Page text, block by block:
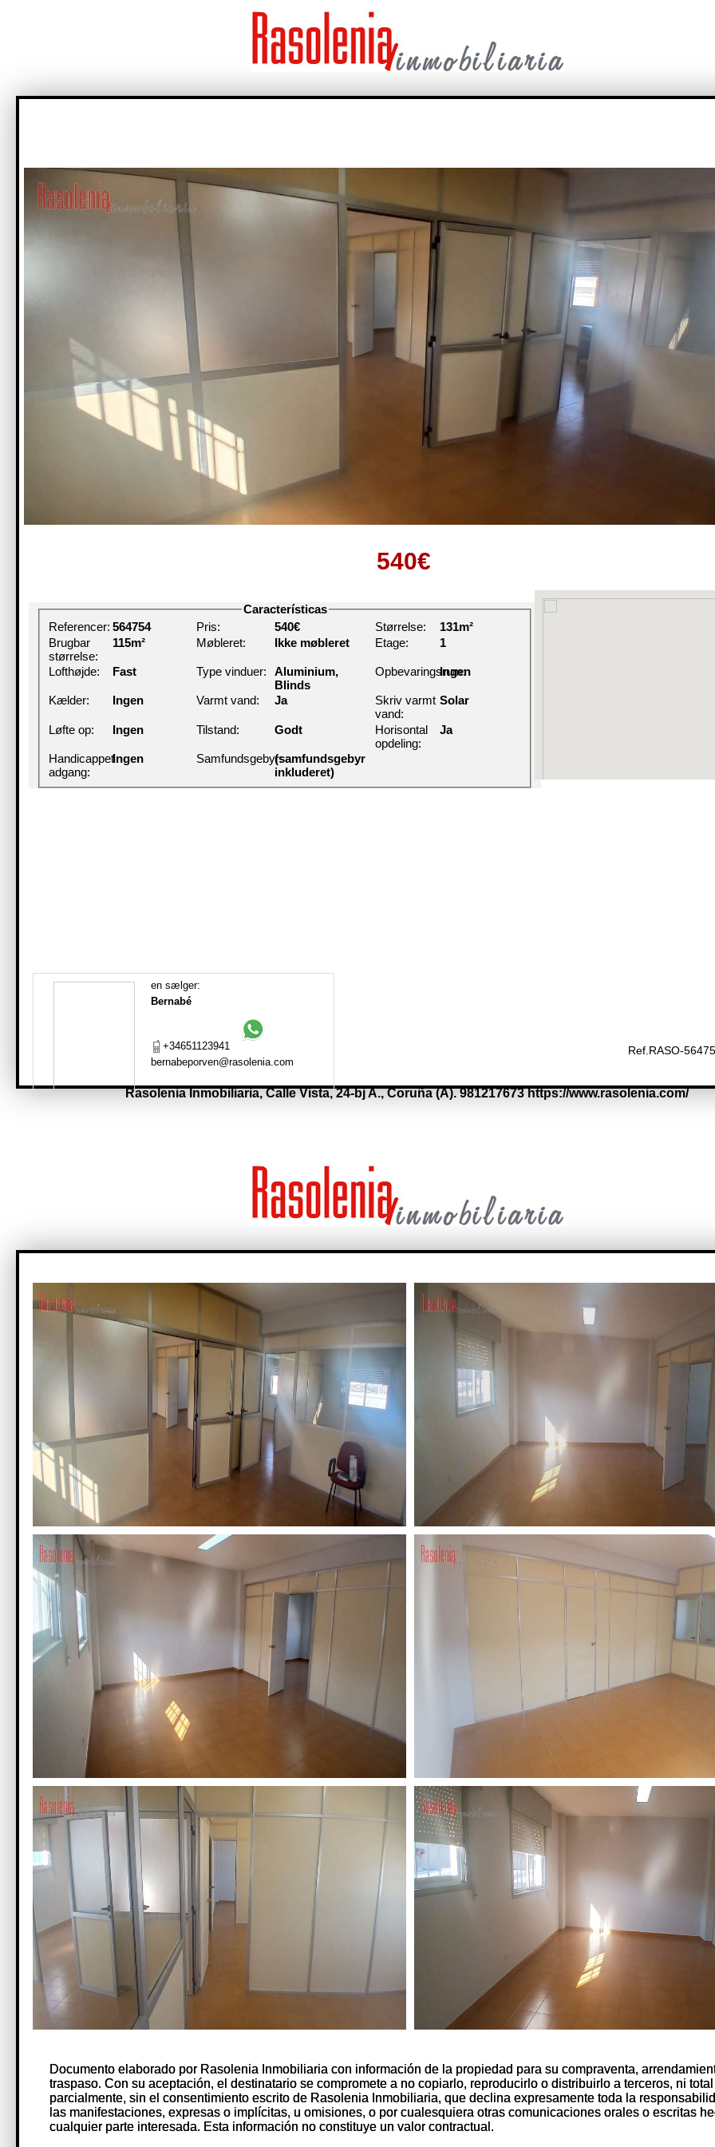
Ref.RASO-
540€
Características
Referencer: 564754 Pris: 540€ Størrelse:
131m²
Brugbar
størrelse:
115m² Møbleret: Ikke møbleret Etage: 1
Lofthøjde: Fast Type vinduer:
Aluminium,
Blinds
Opbevaringsrum:
Ingen
Kælder: Ingen Varmt vand: Ja
Skriv varmt
vand:
Solar
Løfte op: Ingen Tilstand: Godt
Horisontal
opdeling:
Ja
Handicappet
adgang:
Ingen Samfundsgebyr:(samfundsgebyr
inkluderet)
en sælger:
Bernabé
+34651123941
bernabeporven@rasolenia.com
Rasolenia Inmobiliaria,Calle Vista, 24-bj A.,Coruña (A). 981217673 https://www.rasolenia.com/
Documento elaborado por Rasolenia Inmobiliaria con información de la propiedad para su compraventa,
traspaso. Con su aceptación, el destinatario se compromete a no copiarlo, reproducirlo o distribuirlo a terceros, ni
parcialmente, sin el consentimiento escrito de Rasolenia Inmobiliaria, que declina expresamente toda la
las manifestaciones, expresas o implícitas, u omisiones, o por cualesquiera otras comunicaciones orales o escritas
cualquier parte interesada. Esta información no constituye un valor contractual.
Documento elaborado por Rasolenia Inmobiliaria con información de la propiedad para su compraventa,
traspaso. Con su aceptación, el destinatario se compromete a no copiarlo, reproducirlo o distribuirlo a terceros, ni
parcialmente, sin el consentimiento escrito de Rasolenia Inmobiliaria, que declina expresamente toda la
las manifestaciones, expresas o implícitas, u omisiones, o por cualesquiera otras comunicaciones orales o escritas
cualquier parte interesada. Esta información no constituye un valor contractual.